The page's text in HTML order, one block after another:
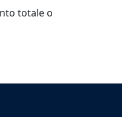
totale o